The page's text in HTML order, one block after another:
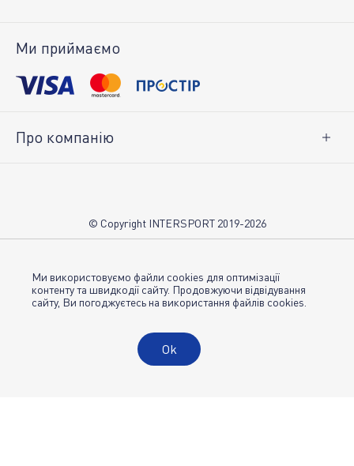
Повернення товару
Ми приймаємо
Про компанію
Магазини INTERSPORT
© Copyright INTERSPORT 2019-2026
Політика конфіденційності
Публічна оферта
Ми використовуємо файли cookies для оптимізації
контенту та швидкодії сайту. Продовжуючи відвідування
сайту, Ви погоджуєтесь на використання файлів cookies.
Ok